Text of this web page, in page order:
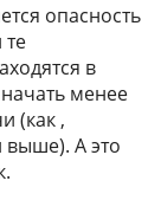
опасность
те
в
менее
(как ,
А это